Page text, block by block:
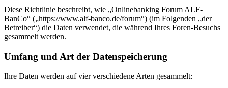
Diese Richtlinie beschreibt, wie „Onlinebanking Forum ALF-
BanCo“ („https://www.alf-banco.de/forum“) (im Folgenden „der
Betreiber“) die Daten verwendet, die während Ihres Foren-Besuchs
gesammelt werden.
Umfang und Art der Datenspeicherung
Ihre Daten werden auf vier verschiedene Arten gesammelt: